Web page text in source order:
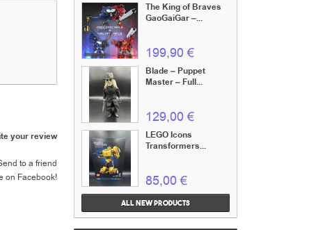
your review
to a friend
on Facebook!
The King of Braves
GaoGaiGar –...
199,90 €
Blade – Puppet
Master – Full...
129,00 €
LEGO Icons
Transformers...
85,00 €
All new products